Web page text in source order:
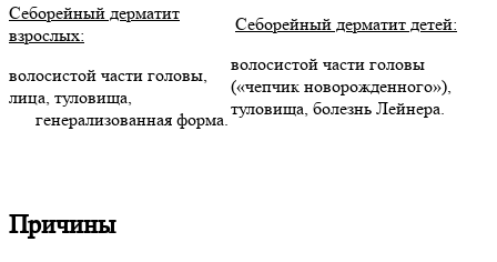
Себорейный дерматит
взрослых:
волосистой части головы,
лица, туловища,
генерализованная форма.
Себорейный дерматит детей:
волосистой части головы
(«чепчик новорожденного»),
туловища, болезнь Лейнера.
Причины